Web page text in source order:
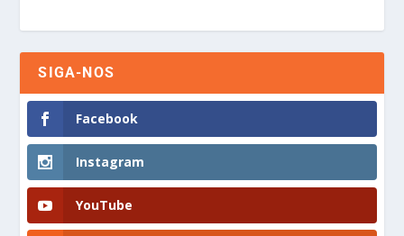
SIGA-NOS
Facebook
Instagram
YouTube